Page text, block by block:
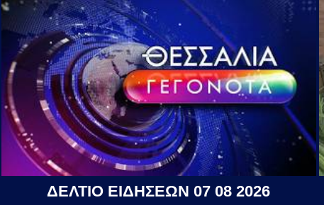
ΔΕΛΤΙΟ ΕΙΔΗΣΕΩΝ 07 08 2026